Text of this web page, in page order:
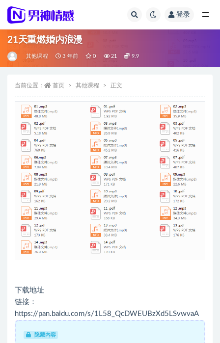
登录
21天重燃婚内浪漫
其他课程 3 年前 0 21 9.9
当前位置： 首页 其他课程 正文
下载地址
链接：
https://pan.baidu.com/s/1L58_QcDWEUBzXd5LSvwvaA
隐藏内容